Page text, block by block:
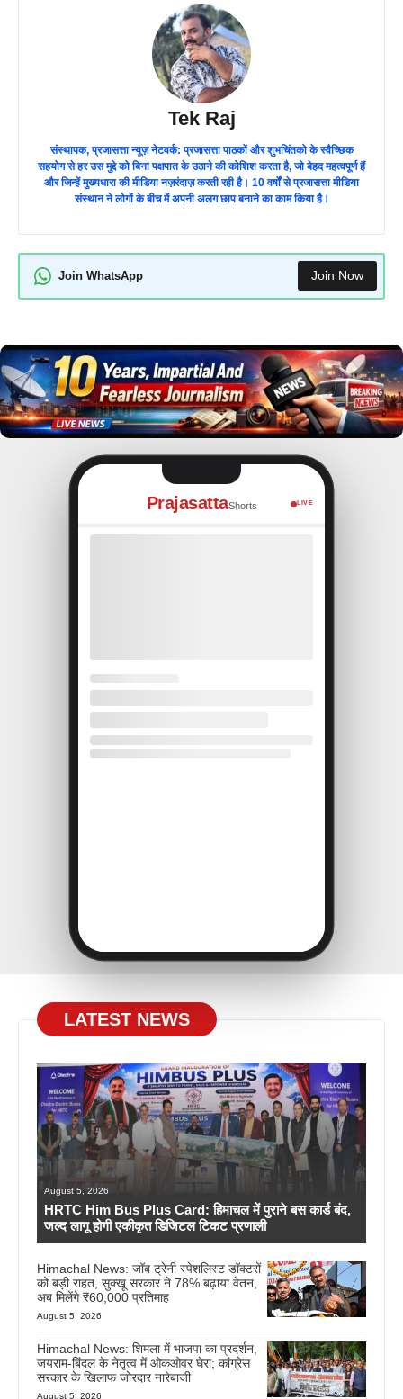
Tek Raj
संस्थापक, प्रजासत्ता न्यूज़ नेटवर्क: प्रजासत्ता पाठकों और शुभचिंतको के स्वैच्छिक
सहयोग से हर उस मुद्दे को बिना पक्षपात के उठाने की कोशिश करता है, जो बेहद महत्वपूर्ण हैं
और जिन्हें मुख्यधारा की मीडिया नज़रंदाज़ करती रही है। 10 वर्षों से प्रजासत्ता मीडिया
संस्थान ने लोगों के बीच में अपनी अलग छाप बनाने का काम किया है।
Join WhatsApp Join Now
PrajasattaShorts LIVE
LATEST NEWS
August 5, 2026
HRTC Him Bus Plus Card: हिमाचल में पुराने बस कार्ड बंद,
जल्द लागू होगी एकीकृत डिजिटल टिकट प्रणाली
Himachal News: जॉब ट्रेनी स्पेशलिस्ट डॉक्टरों
को बड़ी राहत, सुक्खू सरकार ने 78% बढ़ाया वेतन,
अब मिलेंगे ₹60,000 प्रतिमाह
August 5, 2026
Himachal News: शिमला में भाजपा का प्रदर्शन,
जयराम-बिंदल के नेतृत्व में ओकओवर घेरा; कांग्रेस
सरकार के खिलाफ जोरदार नारेबाजी
August 5, 2026